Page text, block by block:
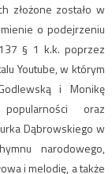
złożone zostało w
o podejrzeniu
§ 1 k.k. poprzez
Youtube, w którym
i Monikę
oraz
Dąbrowskiego w
narodowego,
i melodię, a także